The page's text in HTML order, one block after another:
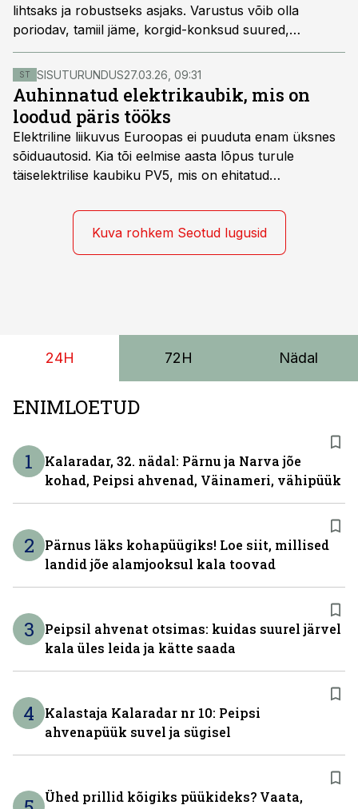
lihtsaks ja robustseks asjaks. Varustus võib olla
poriodav, tamiil jäme, korgid-konksud suured,
peibutussööta pole vaja, konksu otsa pane mida
iganes – küll võtab! Tõesti – kevadist siirdesärge on
võimalik mingil perioodil tabada ka nii, paraku on see
aeg, mil särg haarab kõike ja valimatult, üsna lühike.
Vigade vältimine ja optimaalseima varustuse
kasutamine tagab püüdjale suurema saagi.
ST SISUTURUNDUS27.03.26, 09:31
Auhinnatud elektrikaubik, mis on
loodud päris tööks
Elektriline liikuvus Euroopas ei puuduta enam üksnes
sõiduautosid. Kia tõi eelmise aasta lõpus turule
täiselektrilise kaubiku PV5, mis on ehitatud
platvormile e-GMP.s ja pakub hulgaliselt võimalusi
tarbesõiduki konfigureerimiseks. Kia PV5 on saadaval
kahe- ja kolmekohalise pakiautona, 5-kohalise
Kuva rohkem Seotud lugusid
24H 72H Nädal
ENIMLOETUD
1
Kalaradar, 32. nädal: Pärnu ja Narva jõe
kohad, Peipsi ahvenad, Väinameri, vähipüük
2
Pärnus läks kohapüügiks! Loe siit, millised
landid jõe alamjooksul kala toovad
3
Peipsil ahvenat otsimas: kuidas suurel järvel
kala üles leida ja kätte saada
4
Kalastaja Kalaradar nr 10: Peipsi
ahvenapüük suvel ja sügisel
Ühed prillid kõigiks püükideks? Vaata,